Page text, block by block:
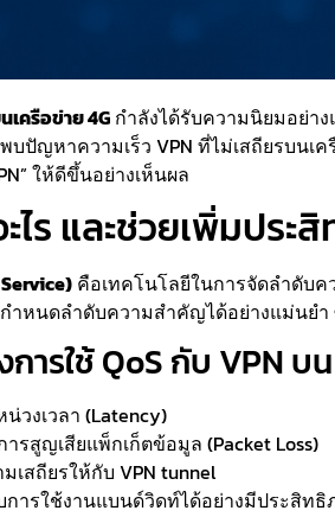
เครือข่าย 4G กำลังได้รับความนิยมอย่า
บปัญหาความเร็ว VPN ที่ไม่เสถียรบนเ
ให้ดีขึ้นอย่างเห็นผล
ไร และช่วยเพิ่มประ
คือเทคโนโลยีในการจัดลำดับค
ำหนดลำดับความสำคัญได้อย่างแม่นยำ
ารใช้ QoS กับ VPN บ
วงเวลา (Latency)
รสูญเสียแพ็กเก็ตข้อมูล (Packet Loss)
เสถียรให้กับ VPN tunnel
การใช้งานแบนด์วิดท์ได้อย่างมีประสิทธิ